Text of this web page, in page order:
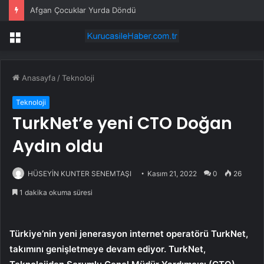
Afgan Çocuklar Yurda Döndü
Menü
Anasayfa /Teknoloji
Teknoloji
TurkNet’e yeni CTO Doğan
Aydın oldu
HÜSEYİN KUNTER SENEMTAŞI Kasım 21, 2022 0 26
1 dakika okuma süresi
Türkiye’nin yeni jenerasyon internet operatörü TurkNet,
takımını genişletmeye devam ediyor. TurkNet,